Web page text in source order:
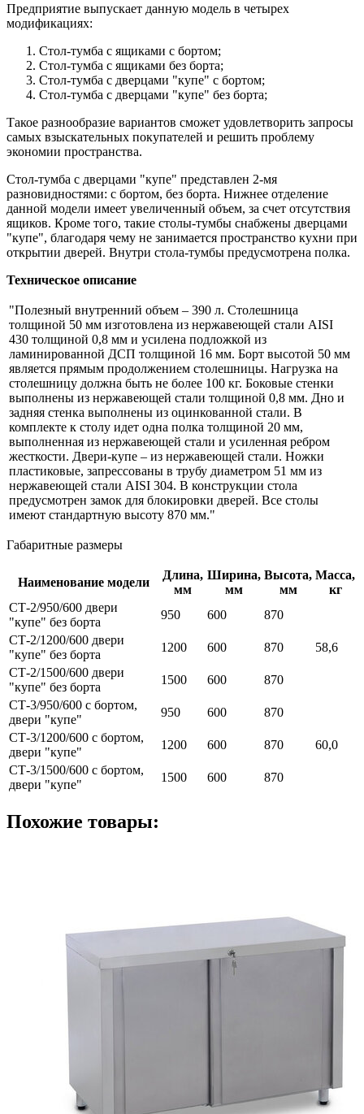
Предприятие выпускает данную модель в четырех
модификациях:
Стол-тумба с ящиками с бортом;
Стол-тумба с ящиками без борта;
Стол-тумба с дверцами "купе" с бортом;
Стол-тумба с дверцами "купе" без борта;
Такое разнообразие вариантов сможет удовлетворить запросы
самых взыскательных покупателей и решить проблему
экономии пространства.
Стол-тумба с дверцами "купе" представлен 2-мя
разновидностями: с бортом, без борта. Нижнее отделение
данной модели имеет увеличенный объем, за счет отсутствия
ящиков. Кроме того, такие столы-тумбы снабжены дверцами
"купе", благодаря чему не занимается пространство кухни при
открытии дверей. Внутри стола-тумбы предусмотрена полка.
Техническое описание
"Полезный внутренний объем – 390 л. Столешница
толщиной 50 мм изготовлена из нержавеющей стали AISI
430 толщиной 0,8 мм и усилена подложкой из
ламинированной ДСП толщиной 16 мм. Борт высотой 50 мм
является прямым продолжением столешницы. Нагрузка на
столешницу должна быть не более 100 кг. Боковые стенки
выполнены из нержавеющей стали толщиной 0,8 мм. Дно и
задняя стенка выполнены из оцинкованной стали. В
комплекте к столу идет одна полка толщиной 20 мм,
выполненная из нержавеющей стали и усиленная ребром
жесткости. Двери-купе – из нержавеющей стали. Ножки
пластиковые, запрессованы в трубу диаметром 51 мм из
нержавеющей стали AISI 304. В конструкции стола
предусмотрен замок для блокировки дверей. Все столы
имеют стандартную высоту 870 мм."
Габаритные размеры
Наименование модели
Длина,
мм
Ширина,
мм
Высота,
мм
Масса,
кг
СТ-2/950/600 двери
"купе" без борта
950 600
870
СТ-2/1200/600 двери
"купе" без борта
1200 600 870
58,6
СТ-2/1500/600 двери
"купе" без борта
1500 600
870
СТ-3/950/600 с бортом,
двери "купе"
950 600
870
СТ-3/1200/600 с бортом,
двери "купе"
1200 600 870
60,0
СТ-3/1500/600 с бортом,
двери "купе"
1500 600 870
Похожие товары: